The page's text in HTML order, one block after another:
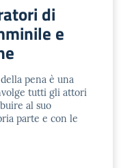
di
e
pena è una
tutti gli attori
al suo
parte e con le